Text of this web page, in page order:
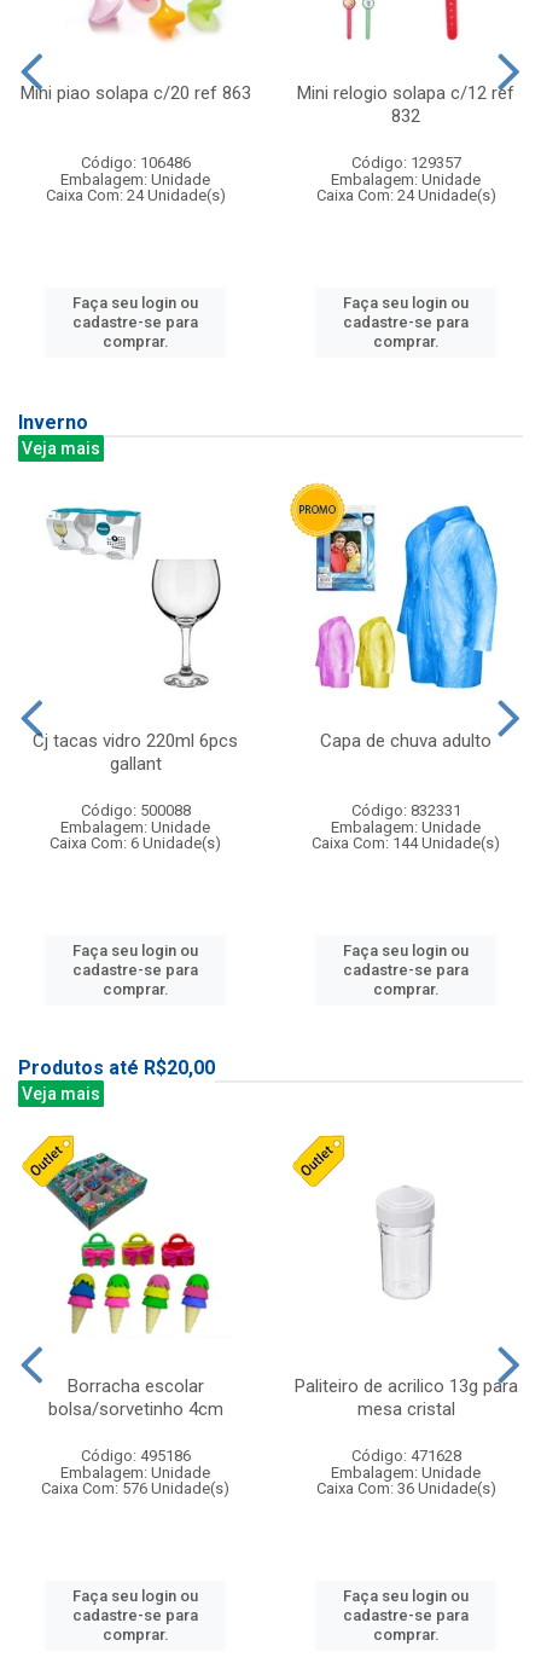
Mini piao solapa c/20 ref 863
Código: 106486
Embalagem: Unidade
Caixa Com: 24 Unidade(s)
Faça seu login ou
cadastre-se para
comprar.
Mini relogio solapa c/12 ref
832
Código: 129357
Embalagem: Unidade
Caixa Com: 24 Unidade(s)
Faça seu login ou
cadastre-se para
comprar.
Inverno
Veja mais
Cj tacas vidro 220ml 6pcs
gallant
Código: 500088
Embalagem: Unidade
Caixa Com: 6 Unidade(s)
Faça seu login ou
cadastre-se para
comprar.
Capa de chuva adulto
Código: 832331
Embalagem: Unidade
Caixa Com: 144 Unidade(s)
Faça seu login ou
cadastre-se para
comprar.
Produtos até R$20,00
Veja mais
Borracha escolar
bolsa/sorvetinho 4cm
Código: 495186
Embalagem: Unidade
Caixa Com: 576 Unidade(s)
Faça seu login ou
cadastre-se para
comprar.
Paliteiro de acrilico 13g para
mesa cristal
Código: 471628
Embalagem: Unidade
Caixa Com: 36 Unidade(s)
Faça seu login ou
cadastre-se para
comprar.